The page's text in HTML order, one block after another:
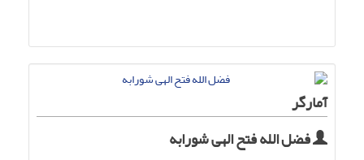
آمارگر
فضل الله فتح الهی شورابه